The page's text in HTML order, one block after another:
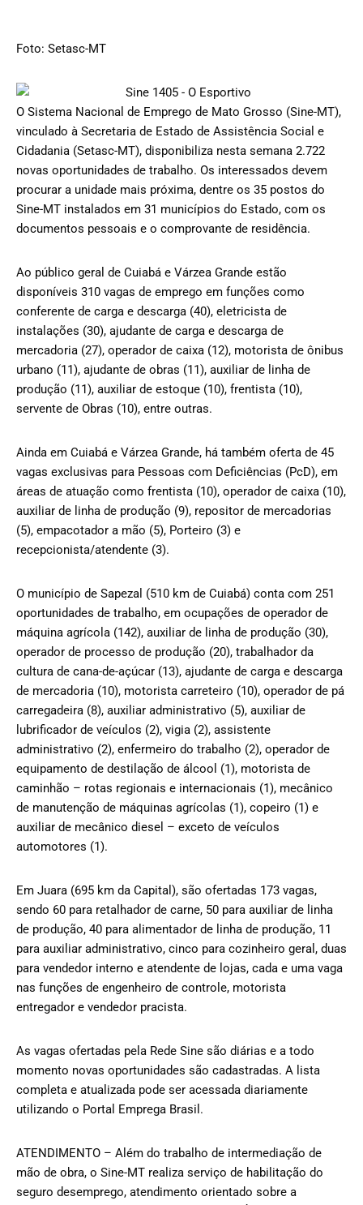
Foto: Setasc-MT
O Sistema Nacional de Emprego de Mato Grosso (Sine-MT),
vinculado à Secretaria de Estado de Assistência Social e
Cidadania (Setasc-MT), disponibiliza nesta semana 2.722
novas oportunidades de trabalho. Os interessados devem
procurar a unidade mais próxima, dentre os 35 postos do
Sine-MT instalados em 31 municípios do Estado, com os
documentos pessoais e o comprovante de residência.
Ao público geral de Cuiabá e Várzea Grande estão
disponíveis 310 vagas de emprego em funções como
conferente de carga e descarga (40), eletricista de
instalações (30), ajudante de carga e descarga de
mercadoria (27), operador de caixa (12), motorista de ônibus
urbano (11), ajudante de obras (11), auxiliar de linha de
produção (11), auxiliar de estoque (10), frentista (10),
servente de Obras (10), entre outras.
Ainda em Cuiabá e Várzea Grande, há também oferta de 45
vagas exclusivas para Pessoas com Deficiências (PcD), em
áreas de atuação como frentista (10), operador de caixa (10),
auxiliar de linha de produção (9), repositor de mercadorias
(5), empacotador a mão (5), Porteiro (3) e
recepcionista/atendente (3).
O município de Sapezal (510 km de Cuiabá) conta com 251
oportunidades de trabalho, em ocupações de operador de
máquina agrícola (142), auxiliar de linha de produção (30),
operador de processo de produção (20), trabalhador da
cultura de cana-de-açúcar (13), ajudante de carga e descarga
de mercadoria (10), motorista carreteiro (10), operador de pá
carregadeira (8), auxiliar administrativo (5), auxiliar de
lubrificador de veículos (2), vigia (2), assistente
administrativo (2), enfermeiro do trabalho (2), operador de
equipamento de destilação de álcool (1), motorista de
caminhão – rotas regionais e internacionais (1), mecânico
de manutenção de máquinas agrícolas (1), copeiro (1) e
auxiliar de mecânico diesel – exceto de veículos
automotores (1).
Em Juara (695 km da Capital), são ofertadas 173 vagas,
sendo 60 para retalhador de carne, 50 para auxiliar de linha
de produção, 40 para alimentador de linha de produção, 11
para auxiliar administrativo, cinco para cozinheiro geral, duas
para vendedor interno e atendente de lojas, cada e uma vaga
nas funções de engenheiro de controle, motorista
entregador e vendedor pracista.
As vagas ofertadas pela Rede Sine são diárias e a todo
momento novas oportunidades são cadastradas. A lista
completa e atualizada pode ser acessada diariamente
utilizando o Portal Emprega Brasil.
ATENDIMENTO – Além do trabalho de intermediação de
mão de obra, o Sine-MT realiza serviço de habilitação do
seguro desemprego, atendimento orientado sobre a